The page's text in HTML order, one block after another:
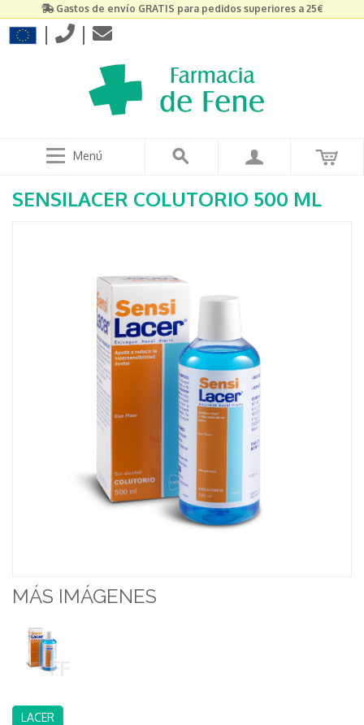
Gastos de envío GRATIS para pedidos superiores a 25€
| |
Menú
SENSILACER COLUTORIO 500 ML
MÁS IMÁGENES
LACER